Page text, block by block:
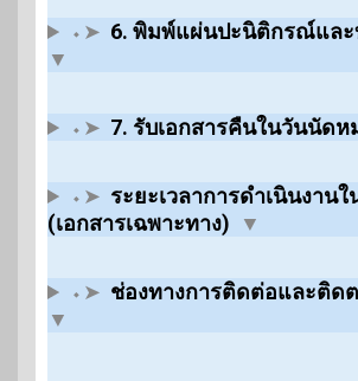
⬩➤ 6. พิมพ์แผ่นปะนิติกรณ์แล
▼
⬩➤ 7. รับเอกสารคืนในวันนัดห
⬩➤ ระยะเวลาการดำเนินงาน
(เอกสารเฉพาะทาง)
▼
⬩➤ ช่องทางการติดต่อและติด
▼